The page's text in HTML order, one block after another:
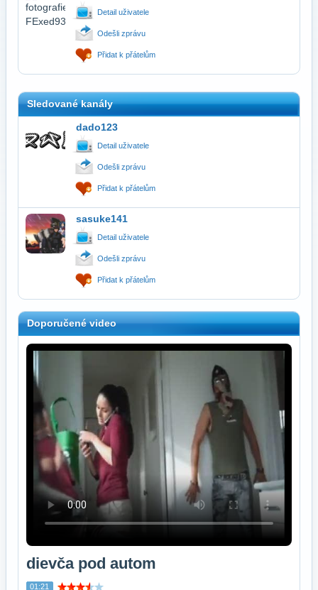
Detail uživatele
Odešli zprávu
Přidat k přátelům
Sledované kanály
dado123
Detail uživatele
Odešli zprávu
Přidat k přátelům
sasuke141
Detail uživatele
Odešli zprávu
Přidat k přátelům
Doporučené video
dievča pod autom
01:21